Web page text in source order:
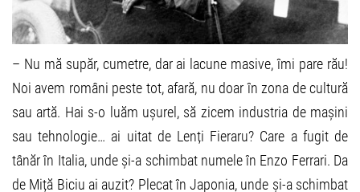
– Nu mă supăr, cumetre, dar ai lacune masive, îmi pare rău!
Noi avem români peste tot, afară, nu doar în zona de cultură
sau artă. Hai s-o luăm ușurel, să zicem industria de mașini
sau tehnologie… ai uitat de Lenți Fieraru? Care a fugit de
tânăr în Italia, unde și-a schimbat numele în Enzo Ferrari. Da
de Miță Biciu ai auzit? Plecat în Japonia, unde și-a schimbat